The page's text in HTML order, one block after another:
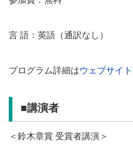
言 語：英語（通訳なし）
プログラム詳細はウェブサイト
■講演者
＜鈴木章賞 受賞者講演＞